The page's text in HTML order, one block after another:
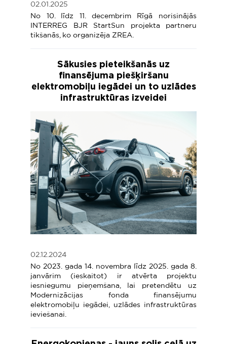
02.01.2025
No 10. līdz 11. decembrim Rīgā norisinājās
INTERREG BJR StartSun projekta partneru
tikšanās, ko organizēja ZREA.
Sākusies pieteikšanās uz
finansējuma piešķiršanu
elektromobiļu iegādei un to uzlādes
infrastruktūras izveidei
02.12.2024
No 2023. gada 14. novembra līdz 2025. gada 8.
janvārim (ieskaitot) ir atvērta projektu
iesniegumu pieņemšana, lai pretendētu uz
Modernizācijas fonda finansējumu
elektromobiļu iegādei, uzlādes infrastruktūras
ieviešanai.